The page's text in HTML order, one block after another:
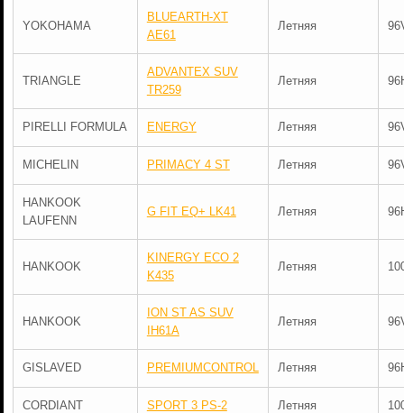
YOKOHAMA
BLUEARTH-XT
AE61
Летняя
TRIANGLE
ADVANTEX SUV
TR259
Летняя
PIRELLI FORMULA ENERGY Летняя
MICHELIN PRIMACY 4 ST Летняя
HANKOOK
LAUFENN
G FIT EQ+ LK41 Летняя
HANKOOK
KINERGY ECO 2
K435
Летняя
HANKOOK
ION ST AS SUV
IH61A
Летняя
GISLAVED PREMIUMCONTROL Летняя
CORDIANT SPORT 3 PS-2 Летняя